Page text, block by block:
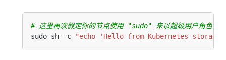
# 这里再次假定你的节点使用 "sudo" 来以超级用户角色执
sudo sh -c
"echo 'Hello from Kubernetes